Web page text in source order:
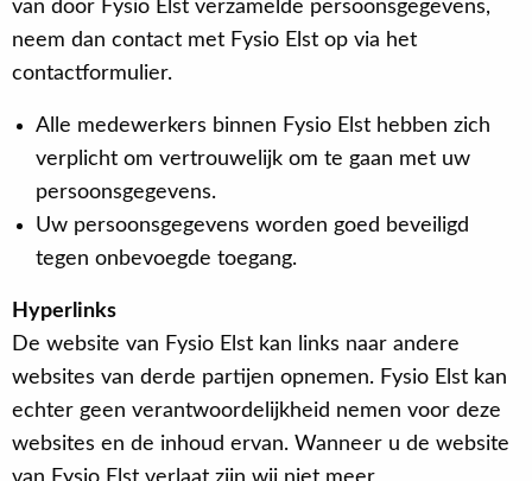
van door Fysio Elst verzamelde persoonsgegevens,
neem dan contact met Fysio Elst op via het
contactformulier.
Alle medewerkers binnen Fysio Elst hebben zich
verplicht om vertrouwelijk om te gaan met uw
persoonsgegevens.
Uw persoonsgegevens worden goed beveiligd
tegen onbevoegde toegang.
Hyperlinks
De website van Fysio Elst kan links naar andere
websites van derde partijen opnemen. Fysio Elst kan
echter geen verantwoordelijkheid nemen voor deze
websites en de inhoud ervan. Wanneer u de website